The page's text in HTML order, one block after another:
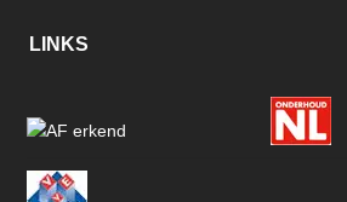
LINKS